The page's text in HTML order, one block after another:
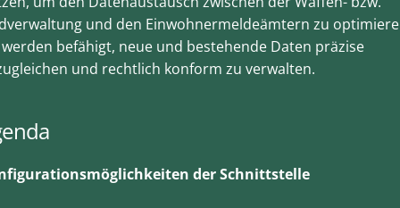
und den Einwohnermeldeämtern zu
werden befähigt, neue und bestehende Daten präzise
und rechtlich konform zu verwalten.
der Schnittstelle